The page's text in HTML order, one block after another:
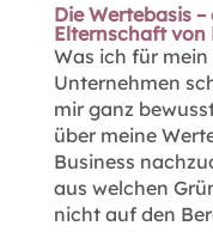
Die Wertebasis
Elternschaft von
Was ich für
Unternehmen
mir ganz
über meine
Business
aus welchen
nicht auf den